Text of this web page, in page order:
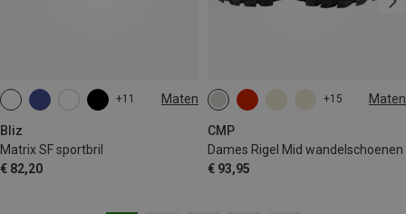
+11 Maten
Bliz
Matrix SF sportbril
€ 82,20
ONE SIZE
+15 Maten
CMP
Dames Rigel Mid wandelschoenen
€ 93,95